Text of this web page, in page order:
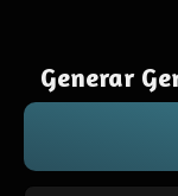
Generar